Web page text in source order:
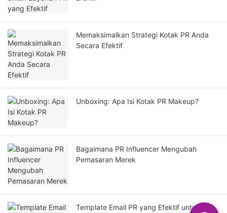
Memaksimalkan Strategi Kotak PR Anda
Secara Efektif
Unboxing: Apa Isi Kotak PR Makeup?
Bagaimana PR Influencer Mengubah
Pemasaran Merek
Template Email PR yang Efektif untuk